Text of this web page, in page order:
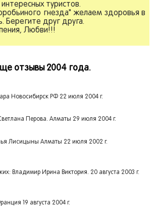
туристов.
гнезда" желаем здоровья в
Берегите друг друга.
Любви!!!
отзывы 2004 года.
Новосибирск РФ 22 июля 2004 г.
Перова. Алматы 29 июля 2004 г.
Лисицыны Алматы 22 июля 2002 г.
Владимир Ирина Виктория. 20 августа 2003 г.
19 августа 2004 г.